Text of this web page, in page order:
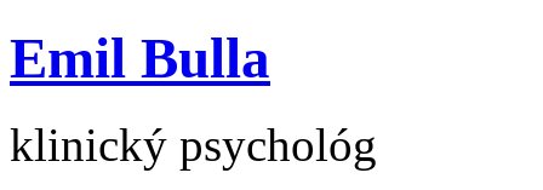
Emil Bulla
klinický psychológ